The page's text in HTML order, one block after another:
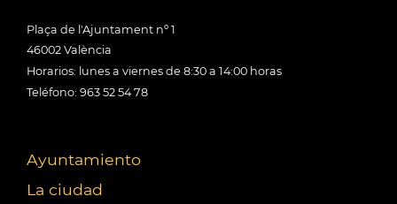
Plaça de l'Ajuntament nº 1
46002 València
Horarios: lunes a viernes de 8:30 a 14:00 horas
Teléfono: 963 52 54 78
Ayuntamiento
La ciudad